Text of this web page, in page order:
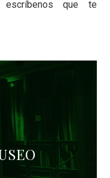
escríbenos que te